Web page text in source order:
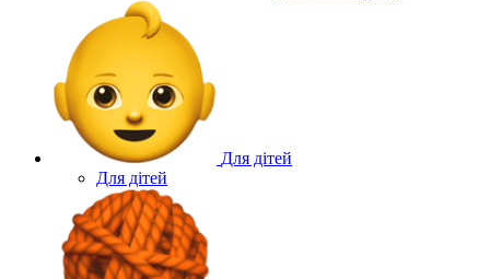
Для дітей
Для дітей